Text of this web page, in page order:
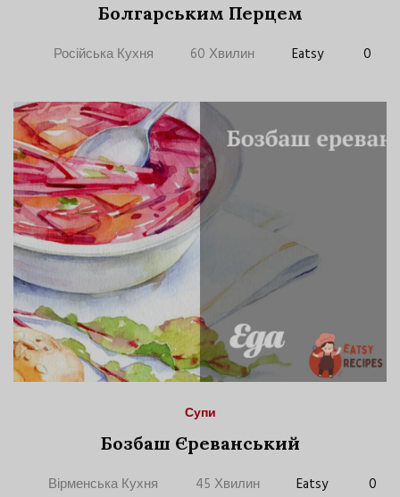
Болгарським Перцем
Російська Кухня 60 Хвилин Eatsy 0
Супи
Бозбаш Єреванський
Вірменська Кухня 45 Хвилин Eatsy 0